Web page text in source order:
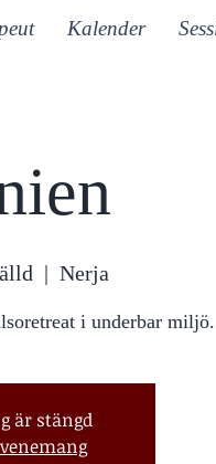
Kalender
  |
Nerja
i underbar miljö.
är stängd